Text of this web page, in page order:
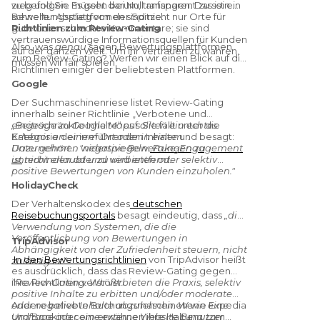
weg und Sie müssen bei Null anfangen. Das ist ein
schneller Abstieg von der Spitze.
zu befolgen. Es geht darum, transparent zu sein.
Bewertungsplattformen sind nicht nur Orte für
gute oder schlechte Kommentare; sie sind
vertrauenswürdige Informationsquellen für Kunden
auf der ganzen Welt. Um ihr Vertrauen zu wahren,
müssen wir fair spielen.
Richtlinien zum Review-Gating
Also, wasgenausagen Bewertungsplattformen
zum Review-Gating? Werfen wir einen Blick auf die
Richtlinien einiger der beliebtesten Plattformen.
Google
Der Suchmaschinenriese listet Review-Gating
innerhalb seiner Richtlinie „Verbotene und
eingeschränkte Inhalte“ auf. Sie fällt unter die
Kategorie der irreführenden Inhalte und besagt:
„Beiträge zu Google Maps sollten ein echtes
Erlebnis an einem Ort oder in einem
Unternehmen widerspiegeln.Fake-Engagement
istnicht erlaubt und wird entfernt.
Dazu gehört... "negative Bewertungen zu
unterbinden oder zu verbieten oder selektiv
positive Bewertungen von Kunden einzuholen."
HolidayCheck
DerVerhaltenskodex des deutschen
Reisebuchungsportals besagt eindeutig, dass „die
Verwendung von Systemen, die die
Veröffentlichung von Bewertungen in
Abhängigkeit von der Zufriedenheit steuern, nicht
zulässig ist“.
TripAdvisor
In den Bewertungsrichtlinien von TripAdvisor heißt
es ausdrücklich, dass das Review-Gating gegen
ihre Richtlinien verstößt:
"Review-Gating.Wir verbieten die Praxis, selektiv
positive Inhalte zu erbitten und/oder moderate
oder negative Inhalte abzulehnen. Wenn eine
Umfrage oder eine externe Website Benutzer
Andere beliebte Buchungsmaschinen wie Expedia
und Booking.com erwähnen ihre Haltung zum